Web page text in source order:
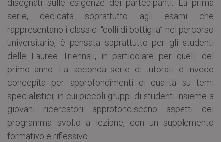
disegnati sulle esigenze dei partecipanti. La prima
serie, dedicata soprattutto agli esami che
rappresentano i classici “colli di bottiglia” nel percorso
universitario, è pensata soprattutto per gli studenti
delle Lauree Triennali, in particolare per quelli del
primo anno. La seconda serie di tutorati è invece
concepita per approfondimenti di qualità su temi
specialistici, in cui piccoli gruppi di studenti insieme a
giovani ricercatori approfondiscono aspetti del
programma svolto a lezione, con un supplemento
formativo e riflessivo.